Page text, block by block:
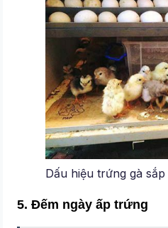
Dấu hiệu trứng gà sắp
5. Đếm ngày ấp trứng